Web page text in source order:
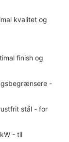
kvalitet og
finish og
-
stål - for
- til